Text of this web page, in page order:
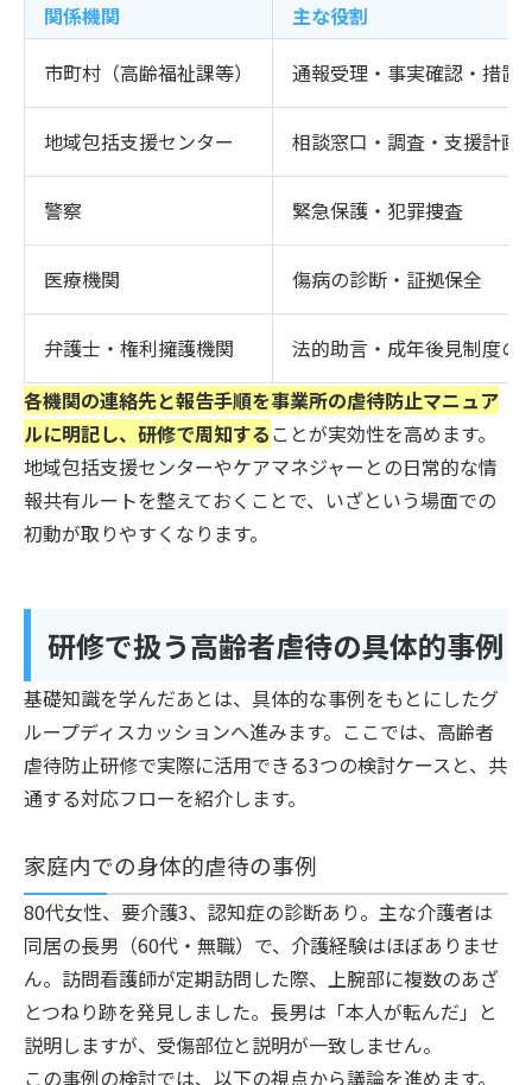
関係機関
主な役割
市町村（高齢福祉課等）
通報受理・事実確認・措置
地域包括支援センター 相談窓口・調査・支援計画
警察 緊急保護・犯罪捜査
医療機関 傷病の診断・証拠保全
弁護士・権利擁護機関
法的助言・成年後見制度の
各機関の連絡先と報告手順を事業所の虐待防止マニュア
ルに明記し、研修で周知する ことが実効性を高めます。
地域包括支援センターやケアマネジャーとの日常的な情
報共有ルートを整えておくことで、いざという場面での
初動が取りやすくなります。
研修で扱う高齢者虐待の具体的事例
基礎知識を学んだあとは、具体的な事例をもとにしたグ
ループディスカッションへ進みます。ここでは、高齢者
虐待防止研修で実際に活用できる3つの検討ケースと、共
通する対応フローを紹介します。
家庭内での身体的虐待の事例
80代女性、要介護3、認知症の診断あり。主な介護者は
同居の長男（60代・無職）で、介護経験はほぼありませ
ん。訪問看護師が定期訪問した際、上腕部に複数のあざ
とつねり跡を発見しました。長男は「本人が転んだ」と
説明しますが、受傷部位と説明が一致しません。
この事例の検討では、以下の視点から議論を進めます。